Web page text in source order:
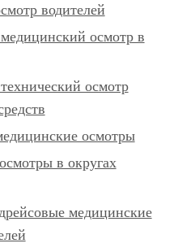
водителей
осмотр в
осмотр
осмотры
в округах
медицинские